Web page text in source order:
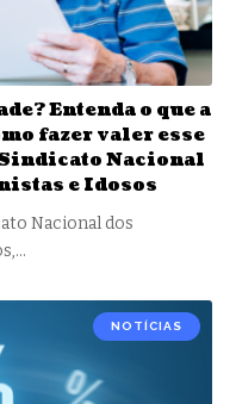
Entenda o que a
fazer valer esse
Nacional
e Idosos
Nacional dos
NOTÍCIAS